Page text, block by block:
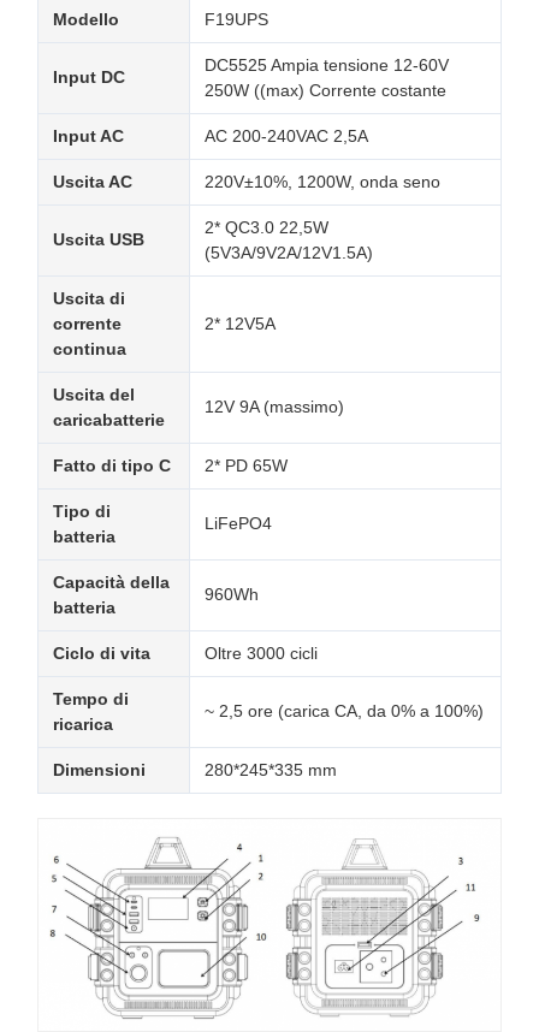
Modello F19UPS
Input DC
DC5525 Ampia tensione 12-60V
250W ((max) Corrente costante
Input AC AC 200-240VAC 2,5A
Uscita AC 220V±10%, 1200W, onda seno
Uscita USB
2* QC3.0 22,5W
(5V3A/9V2A/12V1.5A)
Uscita di
corrente
continua
2* 12V5A
Uscita del
caricabatterie
12V 9A (massimo)
Fatto di tipo C 2* PD 65W
Tipo di
batteria
LiFePO4
Capacità della
batteria
960Wh
Ciclo di vita Oltre 3000 cicli
Tempo di
ricarica
~ 2,5 ore (carica CA, da 0% a 100%)
Dimensioni 280*245*335 mm